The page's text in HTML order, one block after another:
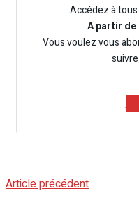
Accédez à
A partir de
Vous voulez vous
Article précédent